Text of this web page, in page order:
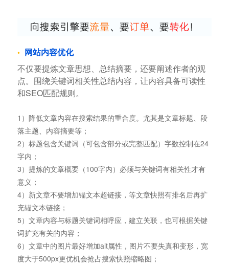
网站内容优化
不仅要提炼文章思想、总结摘要，还要阐述作者的观
点。围绕关键词相关性总结内容，让内容具备可读性
和SEO匹配规则。
1）降低文章内容在搜索结果的重合度。尤其是文章标题、段
落主题、内容摘要等；
2）标题包含关键词（可包含部分或完整匹配）字数控制在24
字内；
3）提炼的文章概要（100字内）必须与关键词有相关性才有
意义；
4）新文章不要增加锚文本超链接，等文章快照有排名后再扩
充锚文本链接；
5）文章内容与标题关键词相呼应，建立关联，也可根据关键
词扩充有关的内容；
6）文章中的图片最好增加alt属性，图片不要失真和变形，宽
度大于500px更优机会抢占搜索快照缩略图；